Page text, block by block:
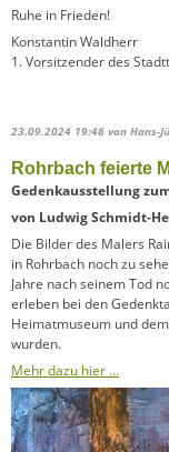
Ruhe in Frieden!
Konstantin Waldherr
1. Vorsitzender des
23.09.2024 19:46 von Hans-
Rohrbach feierte
Gedenkausstellung
von Ludwig Schmidt-
Die Bilder des Malers
in Rohrbach noch zu
Jahre nach seinem Tod
erleben bei den
Heimatmuseum und
wurden.
Mehr dazu hier …